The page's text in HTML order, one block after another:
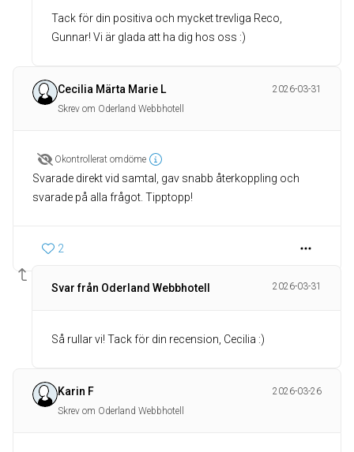
Tack för din positiva och mycket trevliga Reco,
Gunnar! Vi är glada att ha dig hos oss :)
Cecilia Märta Marie L
2026-03-31
Skrev om Oderland Webbhotell
Okontrollerat omdöme
Svarade direkt vid samtal, gav snabb återkoppling och
svarade på alla frågot. Tipptopp!
2
Svar från Oderland Webbhotell 2026-03-31
Så rullar vi! Tack för din recension, Cecilia :)
Karin F
2026-03-26
Skrev om Oderland Webbhotell